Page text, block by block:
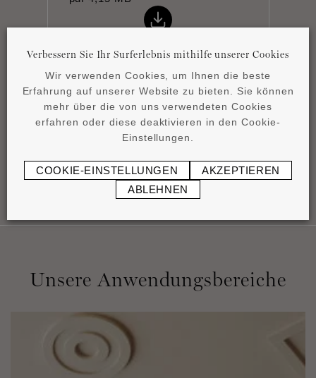
Datenblatt
pdf 0,83 MB
Unsere Anwendungsbereiche
Verbessern Sie Ihr Surferlebnis mithilfe unserer Cookies
Wir verwenden Cookies, um Ihnen die beste
Erfahrung auf unserer Website zu bieten. Sie können
mehr über die von uns verwendeten Cookies
erfahren oder diese deaktivieren in den Cookie-
Einstellungen.
COOKIE-EINSTELLUNGEN
AKZEPTIEREN
ABLEHNEN